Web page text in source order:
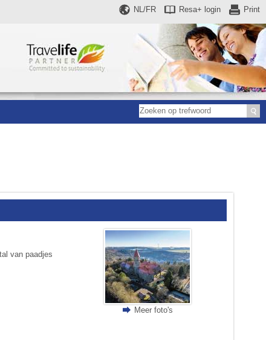
Print
Resa+ login
NL/FR
van paadjes
Meer foto's